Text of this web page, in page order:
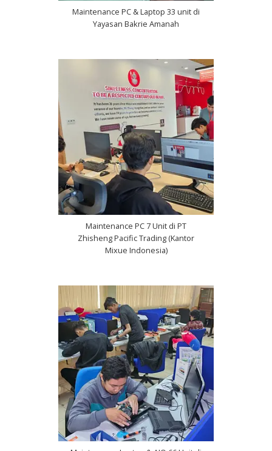
Maintenance PC & Laptop 33 unit di
Yayasan Bakrie Amanah
Maintenance PC 7 Unit di PT
Zhisheng Pacific Trading (Kantor
Mixue Indonesia)